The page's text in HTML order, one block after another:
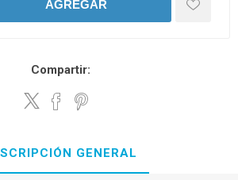
AGREGAR
Compartir:
GENERAL